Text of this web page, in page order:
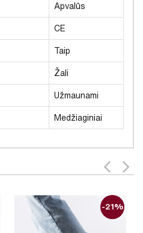
Apvalūs
CE
Taip
Žali
Užmaunami
Medžiaginiai
-21%